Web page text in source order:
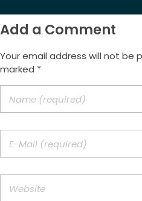
Add a Comment
Your email address will not be
marked *